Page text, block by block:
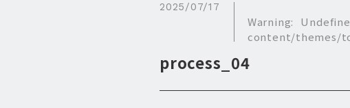
2025/07/17
Warning:
content/themes/
process_04